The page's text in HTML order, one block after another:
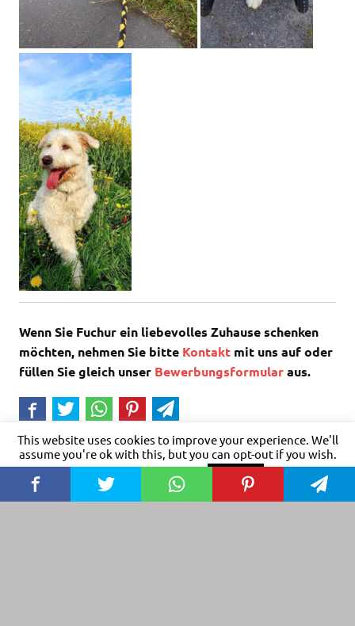
Wenn Sie Fuchur ein liebevolles Zuhause schenken
möchten, nehmen Sie bitte Kontakt mit uns auf oder
füllen Sie gleich unser Bewerbungsformularaus.
Hunde auf Pflegestellen Hunde PLZ 1....
Notfelle Hunde
This website uses cookies to improve your experience. We'll
assume you're ok with this, but you can opt-out if you wish.
Cookie settings
ACCEPT